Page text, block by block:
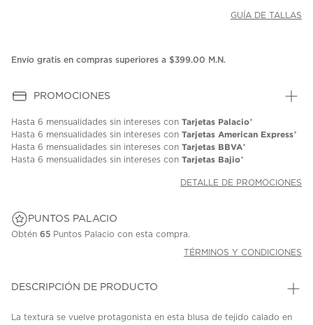
GUÍA DE TALLAS
Envío gratis en compras superiores a $399.00 M.N.
PROMOCIONES
Hasta 6 mensualidades sin intereses con Tarjetas Palacio*
Hasta 6 mensualidades sin intereses con Tarjetas American Express*
Hasta 6 mensualidades sin intereses con Tarjetas BBVA*
Hasta 6 mensualidades sin intereses con Tarjetas Bajio*
DETALLE DE PROMOCIONES
PUNTOS PALACIO
Obtén 65 Puntos Palacio con esta compra.
TÉRMINOS Y CONDICIONES
DESCRIPCIÓN DE PRODUCTO
La textura se vuelve protagonista en esta blusa de tejido calado en